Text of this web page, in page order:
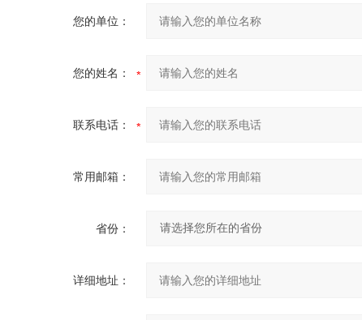
您的单位：
您的姓名：
联系电话：
常用邮箱：
省份：
详细地址：